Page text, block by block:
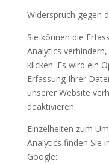
Widerspruch gegen
Sie können die
Analytics
klicken. Es wird ein
Erfassung Ihrer
unserer Website
deaktivieren.
Einzelheiten zum
Analytics finden Sie
Google: